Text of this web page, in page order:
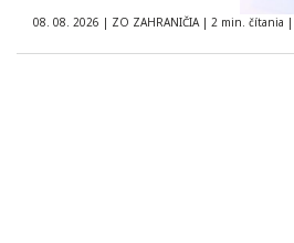
08. 08. 2026 | ZO ZAHRANIČIA | 2 min. čítania |